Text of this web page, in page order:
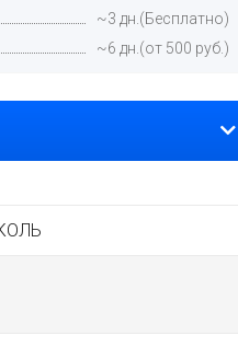
~3 дн.(Бесплатно)
~6 дн.(от 500 руб.)